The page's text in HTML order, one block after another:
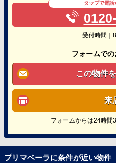
タップで電
受付時間｜
フォームで
この物件
来
フォームからは24時間
プリマベーラに条件が近い物件